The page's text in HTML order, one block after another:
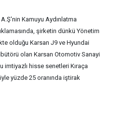
Kamuyu Aydınlatma
şirketin dünkü Yönetim
olduğu Karsan J9 ve Hyundai
olan Karsan Otomotiv Sanayi
imtiyazlı hisse senetleri Kıraça
yüzde 25 oranında iştirak